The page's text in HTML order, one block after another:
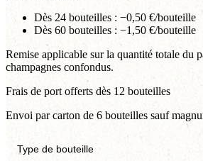
Dès 24 bouteilles : −0,50 €/bouteille
Dès 60 bouteilles : −1,50 €/bouteille
Remise applicable sur la quantité totale du
champagnes confondus.
Frais de port offerts dès 12 bouteilles
Envoi par carton de 6 bouteilles sauf